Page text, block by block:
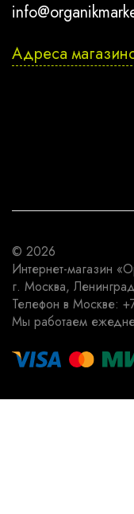
Адреса
© 2026
Интернет-магазин
г. Москва,
Телефон в Москве:
Мы работаем